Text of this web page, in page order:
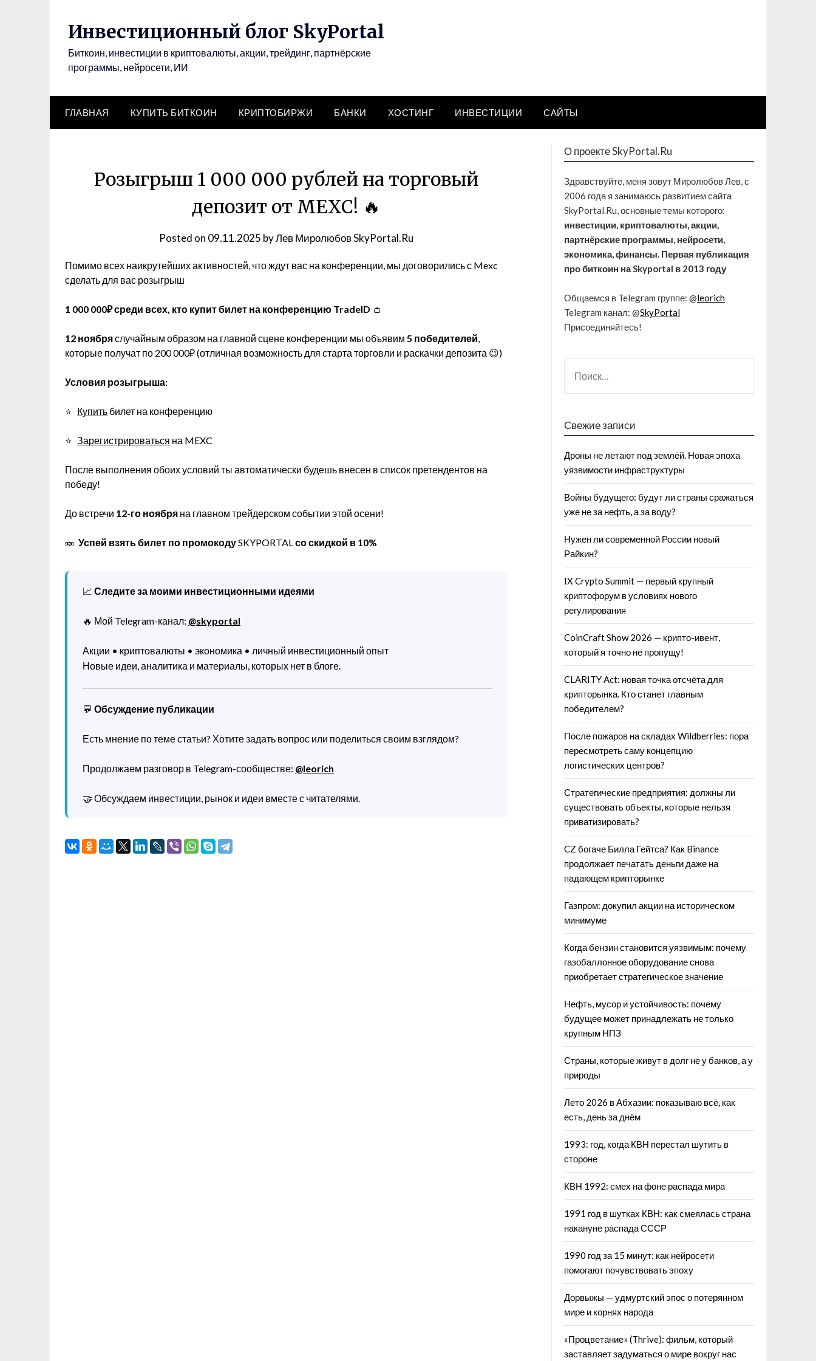
Инвестиционный блог SkyPortal
Биткоин, инвестиции в криптовалюты, акции, трейдинг, партнёрские
программы, нейросети, ИИ
ГЛАВНАЯ КУПИТЬ БИТКОИН КРИПТОБИРЖИ БАНКИ ХОСТИНГ ИНВЕСТИЦИИ САЙТЫ
Розыгрыш 1 000 000 рублей на торговый
депозит от MEXC! 🔥
Posted on 09.11.2025 byЛев Миролюбов SkyPortal.Ru
Помимо всех наикрутейших активностей, что ждут вас на конференции, мы договорились с Mexc
сделать для вас розыгрыш
1 000 000₽ среди всех, кто купит билет на конференцию TradeID 👛
12 ноябряслучайным образом на главной сцене конференции мы объявим 5 победителей,
которые получат по 200 000₽ (отличная возможность для старта торговли и раскачки депозита 😉)
Условия розыгрыша:
⭐ Купить билет на конференцию
⭐ Зарегистрироваться на MEXC
После выполнения обоих условий ты автоматически будешь внесен в список претендентов на
победу!
До встречи 12-го ноября на главном трейдерском событии этой осени!
🎫 Успей взять билет по промокодуSKYPORTALсо скидкой в 10%
📈 Следите за моими инвестиционными идеями
🔥 Мой Telegram-канал: @skyportal
Акции • криптовалюты • экономика • личный инвестиционный опыт
Новые идеи, аналитика и материалы, которых нет в блоге.
💬 Обсуждение публикации
Есть мнение по теме статьи? Хотите задать вопрос или поделиться своим взглядом?
Продолжаем разговор в Telegram-сообществе: @leorich
🤝 Обсуждаем инвестиции, рынок и идеи вместе с читателями.
О проекте SkyPortal.Ru
Здравствуйте, меня зовут Миролюбов Лев, с
2006 года я занимаюсь развитием сайта
SkyPortal.Ru, основные темы которого:
инвестиции, криптовалюты, акции,
партнёрские программы, нейросети,
экономика, финансы. Первая публикация
про биткоин на Skyportal в 2013 году
Общаемся в Telegram группе: @leorich
Telegram канал: @SkyPortal
Присоединяйтесь!
Свежие записи
Дроны не летают под землёй. Новая эпоха
уязвимости инфраструктуры
Войны будущего: будут ли страны сражаться
уже не за нефть, а за воду?
Нужен ли современной России новый
Райкин?
IX Crypto Summit — первый крупный
криптофорум в условиях нового
регулирования
CoinCraft Show 2026 — крипто-ивент,
который я точно не пропущу!
CLARITY Act: новая точка отсчёта для
крипторынка. Кто станет главным
победителем?
После пожаров на складах Wildberries: пора
пересмотреть саму концепцию
логистических центров?
Стратегические предприятия: должны ли
существовать объекты, которые нельзя
приватизировать?
CZ богаче Билла Гейтса? Как Binance
продолжает печатать деньги даже на
падающем крипторынке
Газпром: докупил акции на историческом
минимуме
Когда бензин становится уязвимым: почему
газобаллонное оборудование снова
приобретает стратегическое значение
Нефть, мусор и устойчивость: почему
будущее может принадлежать не только
крупным НПЗ
Страны, которые живут в долг не у банков, а у
природы
Лето 2026 в Абхазии: показываю всё, как
есть, день за днём
1993: год, когда КВН перестал шутить в
стороне
КВН 1992: смех на фоне распада мира
1991 год в шутках КВН: как смеялась страна
накануне распада СССР
1990 год за 15 минут: как нейросети
помогают почувствовать эпоху
Дорвыжы — удмуртский эпос о потерянном
мире и корнях народа
«Процветание» (Thrive): фильм, который
заставляет задуматься о мире вокруг нас